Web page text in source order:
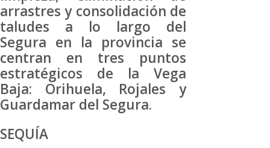
arrastres y consolidación de
taludes a lo largo del
Segura en la provincia se
centran en tres puntos
estratégicos de la Vega
Baja: Orihuela, Rojales y
Guardamar del Segura.
SEQUÍA